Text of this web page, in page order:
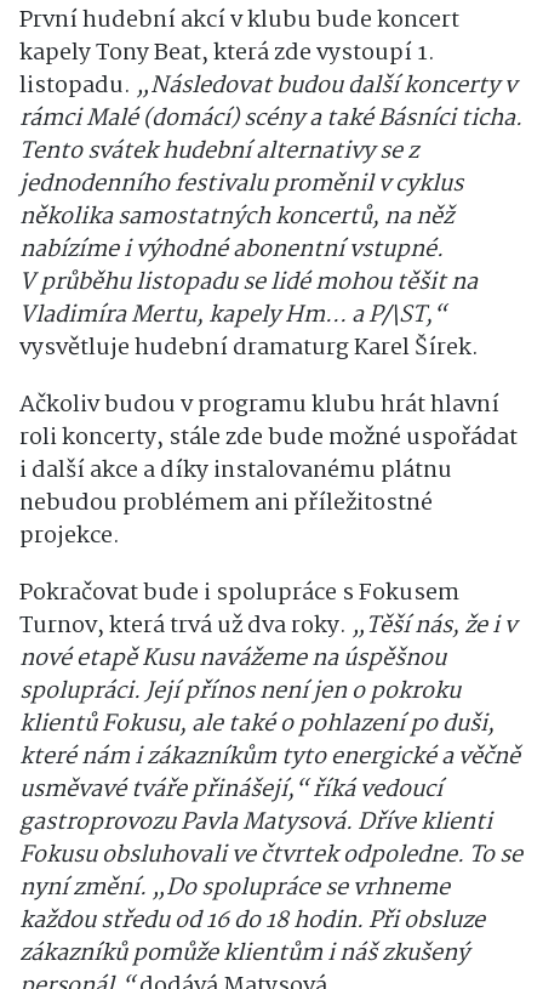
První hudební akcí v klubu bude koncert
kapely Tony Beat, která zde vystoupí 1.
listopadu. „Následovat budou další koncerty v
rámci Malé (domácí) scény a také Básníci ticha.
Tento svátek hudební alternativy se z
jednodenního festivalu proměnil v cyklus
několika samostatných koncertů, na něž
nabízíme i výhodné abonentní vstupné.
V průběhu listopadu se lidé mohou těšit na
Vladimíra Mertu, kapely Hm... aP/\ST,“
vysvětluje hudební dramaturg Karel Šírek.
Ačkoliv budou v programu klubu hrát hlavní
roli koncerty, stále zde bude možné uspořádat
i další akce a díky instalovanému plátnu
nebudou problémem ani příležitostné
projekce.
Pokračovat bude i spolupráce s Fokusem
Turnov, která trvá už dva roky. „Těší nás, že i v
nové etapě Kusu navážeme na úspěšnou
spolupráci. Její přínos není jen o pokroku
klientů Fokusu, ale také o pohlazení po duši,
které nám i zákazníkům tyto energické a věčně
usměvavé tváře přinášejí,“ říká vedoucí
gastroprovozu Pavla Matysová. Dříve klienti
Fokusu obsluhovali ve čtvrtek odpoledne. To se
nyní změní. „Do spolupráce se vrhneme
každou středu od 16 do 18 hodin. Při obsluze
zákazníků pomůže klientům i náš zkušený